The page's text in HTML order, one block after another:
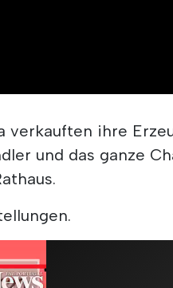
verkauften ihre
und das ganze